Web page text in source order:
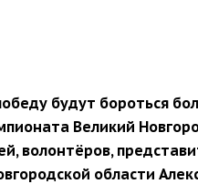
будут бороться
Великий
волонтёров,
области